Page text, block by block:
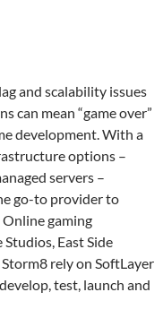
and scalability issues
can mean “game over”
development. With a
options –
servers –
go-to provider to
Online gaming
East Side
rely on SoftLayer
test, launch and